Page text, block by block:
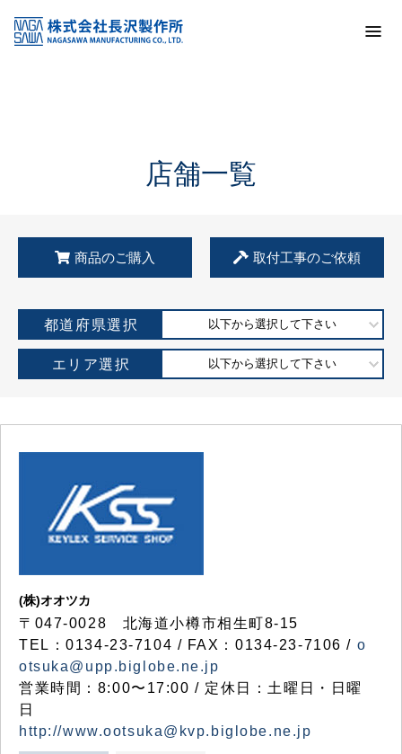
KSS加盟店・取扱店情報
店舗一覧
店舗一覧
商品のご購入 取付工事のご依頼
都道府県選択 以下から選択して下さい
エリア選択 以下から選択して下さい
(株)オオツカ
〒047-0028 北海道小樽市相生町8-15
TEL：0134-23-7104 / FAX：0134-23-7106 / o
otsuka@upp.biglobe.ne.jp
営業時間：8:00〜17:00 / 定休日：土曜日・日曜
日
http://www.ootsuka@kvp.biglobe.ne.jp